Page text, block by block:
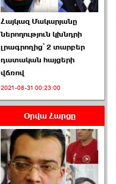
ՏԵՍԱՆՅՈՒԹ․ Ի՞նչ
իրավիճակ է այս ›››
2026-07-04 10:40:00
Հայկազ Մակարյանը
ներողություն կխնդրի
լրագրողից՝ 2 տարբեր
դատական հայցերի
վճռով
2021-08-31 00:23:00
Օրվա Հարցը